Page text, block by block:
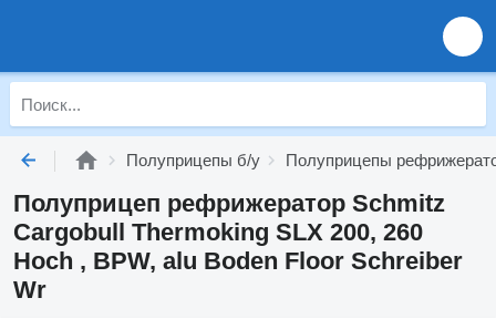
Полуприцепы б/у Полуприцепы
Полуприцеп рефрижератор Schmitz
Cargobull Thermoking SLX 200, 260
Hoch , BPW, alu Boden Floor Schreiber
Wr